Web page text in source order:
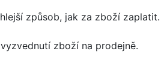
způsob, jak za zboží
zboží na prodejně.